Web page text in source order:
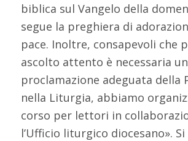
biblica sul Vangelo della
segue la preghiera di
pace. Inoltre, consapevoli che
ascolto attento è necessaria
proclamazione adeguata della
nella Liturgia, abbiamo
corso per lettori in
l’Ufficio liturgico diocesano».